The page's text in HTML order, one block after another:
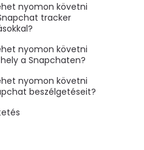
nyomon követni
tracker
nyomon követni
a Snapchaten?
nyomon követni
beszélgetéseit?